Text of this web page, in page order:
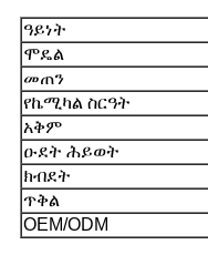
ዓይነት
ሞዴል
መጠን
የኬሚካል ስርዓት
አቅም
ዑደት ሕይወት
ክብደት
ጥቅል
OEM/ODM